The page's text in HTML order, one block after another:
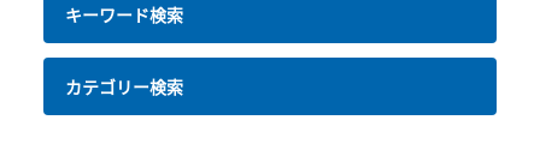
キーワード検索
カテゴリー検索